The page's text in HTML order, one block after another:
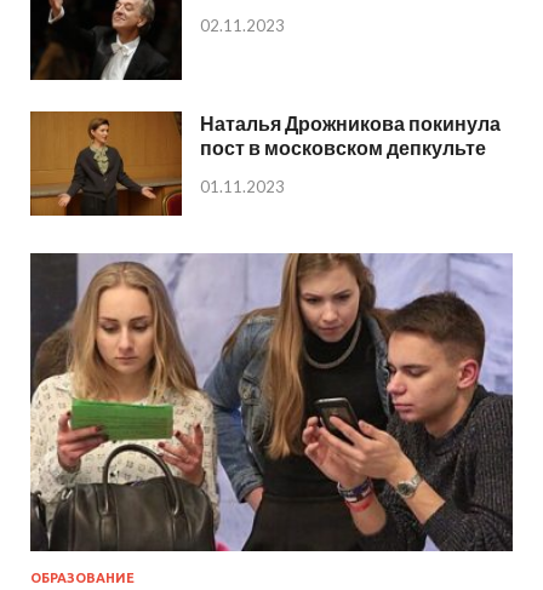
02.11.2023
Наталья Дрожникова покинула
пост в московском депкульте
01.11.2023
ОБРАЗОВАНИЕ